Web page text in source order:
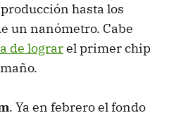
hasta los
un nanómetro. Cabe
de lograrel primer chip
. Ya en febrero el fondo